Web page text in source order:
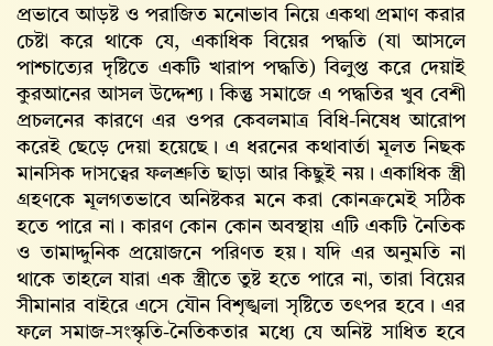
প্রভাবে আড়ষ্ট ও পরাজিত মনোভাব নিয়ে একথা প্রমাণ করার
চেষ্টা করে থাকে যে, একাধিক বিয়ের পদ্ধতি (যা আসলে
পাশ্চাত্যের দৃষ্টিতে একটি খারাপ পদ্ধতি) বিলুপ্ত করে দেয়াই
কুরআনের আসল উদ্দেশ্য। কিন্তু সমাজে এ পদ্ধতির খুব বেশী
প্রচলনের কারণে এর ওপর কেবলমাত্র বিধি-নিষেধ আরোপ
করেই ছেড়ে দেয়া হয়েছে। এ ধরনের কথাবার্তা মূলত নিছক
মানসিক দাসত্বের ফলশ্রুতি ছাড়া আর কিছুই নয়। একাধিক স্ত্রী
গ্রহণকে মূলগতভাবে অনিষ্টকর মনে করা কোনক্রমেই সঠিক
হতে পারে না। কারণ কোন কোন অবস্থায় এটি একটি নৈতিক
ও তামাদ্দুনিক প্রয়োজনে পরিণত হয়। যদি এর অনুমতি না
থাকে তাহলে যারা এক স্ত্রীতে তুষ্ট হতে পারে না, তারা বিয়ের
সীমানার বাইরে এসে যৌন বিশৃঙ্খলা সৃষ্টিতে তৎপর হবে। এর
ফলে সমাজ-সংস্কৃতি-নৈতিকতার মধ্যে যে অনিষ্ট সাধিত হবে